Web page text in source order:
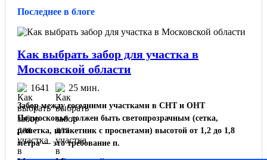
Последнее в блоге
Как выбрать забор для участка в
Московской области
1641 25 мин.
Забор между соседними участками в СНТ и ОНТ
Подмосковья должен быть светопрозрачным (сетка,
решетка, штакетник с просветами) высотой от 1,2 до 1,8
метра — это требование п.